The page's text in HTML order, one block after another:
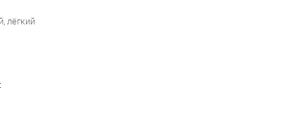
лёгкий